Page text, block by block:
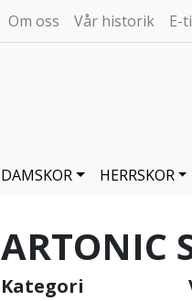
Om oss Vår historik E-
DAMSKOR HERRSKOR
ARTONIC
Kategori